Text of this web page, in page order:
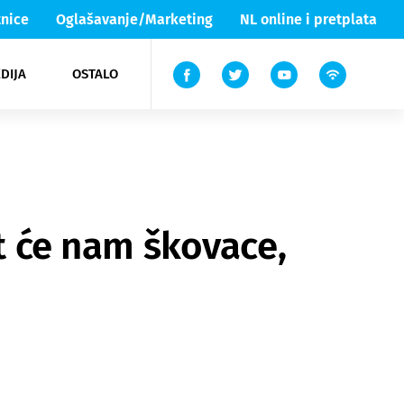
Oglašavanje/Marketing NL online i pretplata
OSTALO
Lika & Senj
TV
nam škovace,